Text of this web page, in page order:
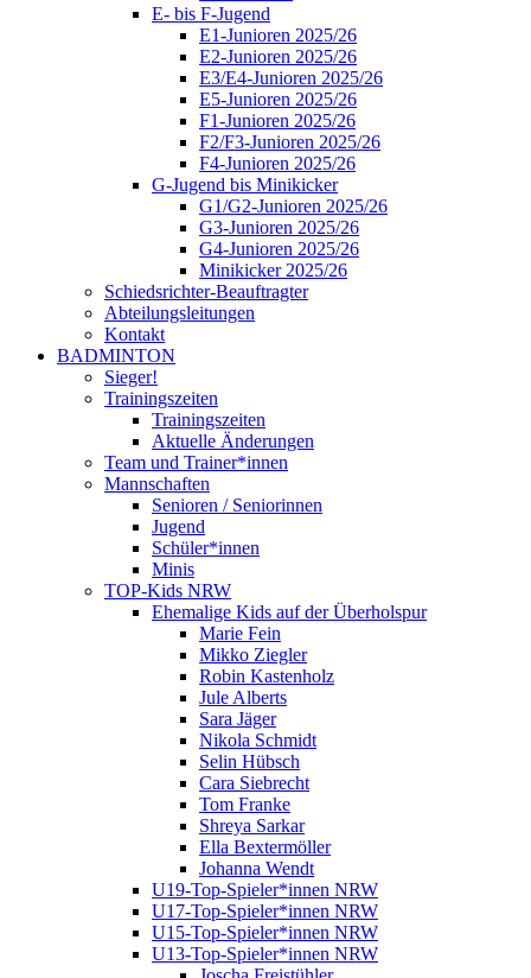
E- bis F-Jugend
E1-Junioren 2025/26
E2-Junioren 2025/26
E3/E4-Junioren 2025/26
E5-Junioren 2025/26
F1-Junioren 2025/26
F2/F3-Junioren 2025/26
F4-Junioren 2025/26
G-Jugend bis Minikicker
G1/G2-Junioren 2025/26
G3-Junioren 2025/26
G4-Junioren 2025/26
Minikicker 2025/26
Schiedsrichter-Beauftragter
Abteilungsleitungen
Kontakt
BADMINTON
Sieger!
Trainingszeiten
Trainingszeiten
Aktuelle Änderungen
Team und Trainer*innen
Mannschaften
Senioren / Seniorinnen
Jugend
Schüler*innen
Minis
TOP-Kids NRW
Ehemalige Kids auf der Überholspur
Marie Fein
Mikko Ziegler
Robin Kastenholz
Jule Alberts
Sara Jäger
Nikola Schmidt
Selin Hübsch
Cara Siebrecht
Tom Franke
Shreya Sarkar
Ella Bextermöller
Johanna Wendt
U19-Top-Spieler*innen NRW
U17-Top-Spieler*innen NRW
U15-Top-Spieler*innen NRW
U13-Top-Spieler*innen NRW